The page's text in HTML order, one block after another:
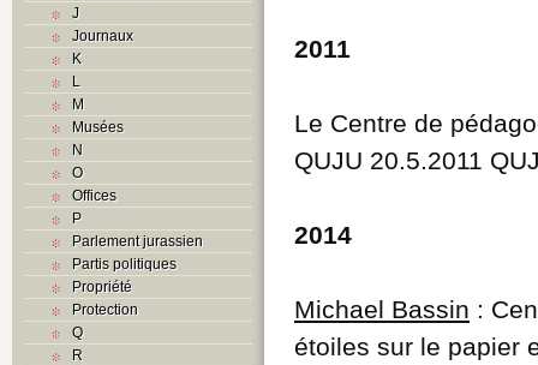
J
Journaux
K
L
M
Musées
N
O
Offices
P
Parlement jurassien
Partis politiques
Propriété
Protection
Q
R
2011
Le Centre de
QUJU 20.5.2011
2014
Michael Bassin :
étoiles sur le papier